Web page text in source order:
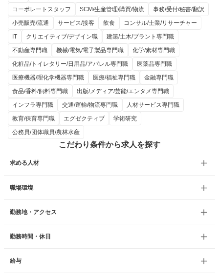
コーポレートスタッフ
SCM/生産管理/購買/物流
事務/受付/秘書/翻訳
小売販売/流通
サービス/接客 飲食
コンサル/士業/リサーチャー
IT
クリエイティブ/デザイン職
建築/土木/プラント専門職
不動産専門職
機械/電気/電子製品専門職
化学/素材専門職
化粧品/トイレタリー/日用品/アパレル専門職
医薬品専門職
医療機器/理化学機器専門職
医療/福祉専門職
金融専門職
食品/香料/飼料専門職
出版/メディア/芸能/エンタメ専門職
インフラ専門職
交通/運輸/物流専門職
人材サービス専門職
教育/保育専門職
エグゼクティブ
学術研究
公務員/団体職員/農林水産
こだわり条件から求人を探す
求める人材
職場環境
勤務地・アクセス
勤務時間・休日
給与